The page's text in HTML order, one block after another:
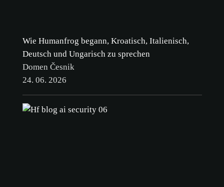
Wie Humanfrog begann, Kroatisch, Italienisch,
Deutsch und Ungarisch zu sprechen
Domen Česnik
24. 06. 2026